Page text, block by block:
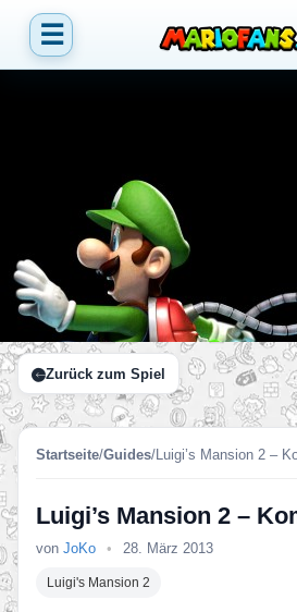
☰
Zurück zum Spiel
Startseite/Guides/Luigi’s Mansion 2 –
Luigi’s Mansion 2 –
von JoKo • 28. März 2013
Luigi's Mansion 2